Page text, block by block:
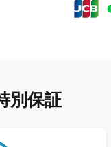
別保証